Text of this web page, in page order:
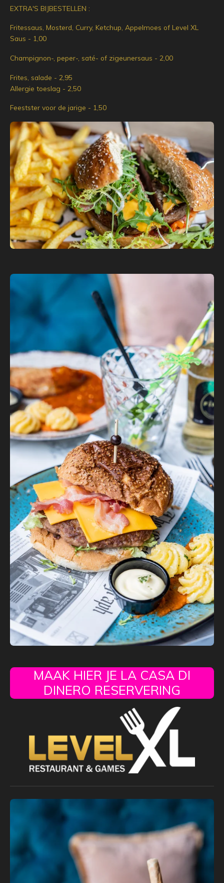
EXTRA'S BIJBESTELLEN :
Fritessaus, Mosterd, Curry, Ketchup, Appelmoes of Level XL
Saus - 1,00
Champignon-, peper-, saté- of zigeunersaus - 2,00
Frites, salade - 2,95
Allergie toeslag - 2,50
Feestster voor de jarige - 1,50
MAAK HIER JE LA CASA DI
DINERO RESERVERING